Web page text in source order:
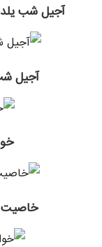
آجیل شب
آجیل
خاصیت